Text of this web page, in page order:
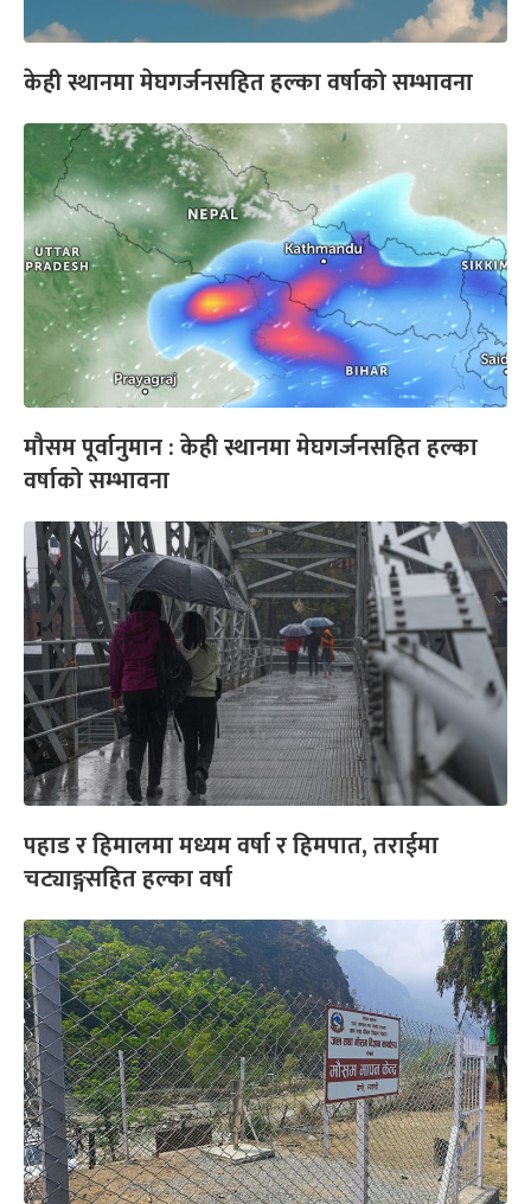
केही स्थानमा मेघगर्जनसहित हल्का वर्षाको सम्भावना
मौसम पूर्वानुमान : केही स्थानमा मेघगर्जनसहित हल्का
वर्षाको सम्भावना
पहाड र हिमालमा मध्यम वर्षा र हिमपात, तराईमा
चट्याङ्गसहित हल्का वर्षा